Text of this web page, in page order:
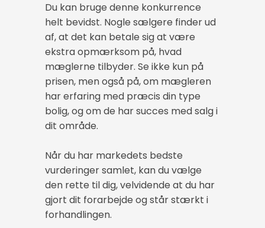
Du kan bruge denne konkurrence
helt bevidst. Nogle sælgere finder ud
af, at det kan betale sig at være
ekstra opmærksom på, hvad
mæglerne tilbyder. Se ikke kun på
prisen, men også på, om mægleren
har erfaring med præcis din type
bolig, og om de har succes med salg i
dit område.
Når du har markedets bedste
vurderinger samlet, kan du vælge
den rette til dig, velvidende at du har
gjort dit forarbejde og står stærkt i
forhandlingen.